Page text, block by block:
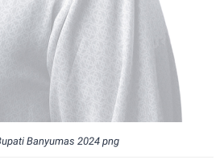
Banyumas 2024 png